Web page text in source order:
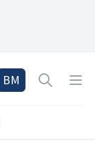
BM Open